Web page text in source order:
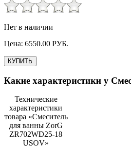
Нет в наличии
Цена: 6550.00 РУБ.
КУПИТЬ
Какие характеристики у
Технические
характеристики
товара «Смеситель
для ванны ZorG
ZR702WD25-18
USOV»